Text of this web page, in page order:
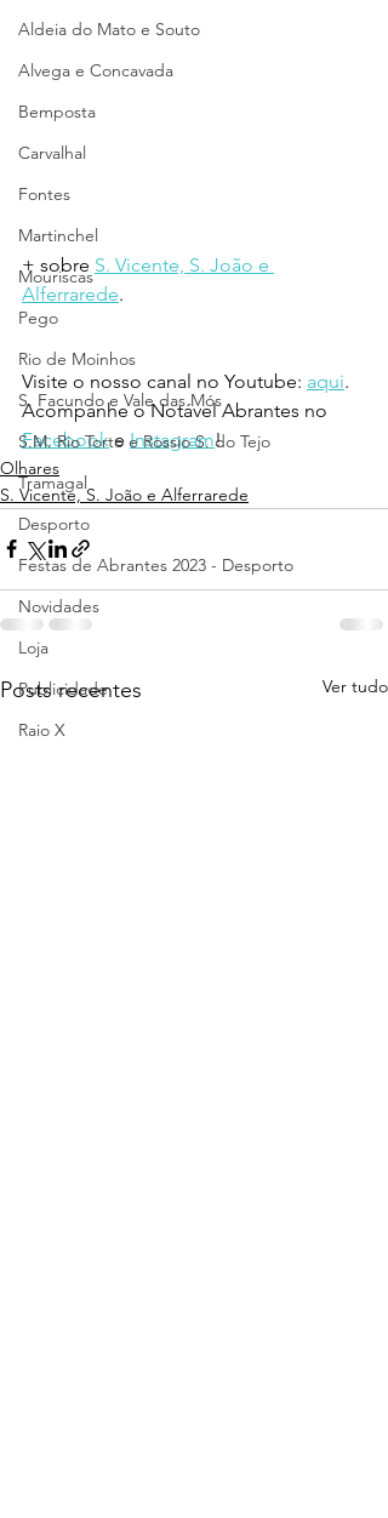
Aldeia do Mato e Souto
Alvega e Concavada
Bemposta
Carvalhal
Fontes
Martinchel
Mouriscas
Pego
Rio de Moinhos
S. Facundo e Vale das Mós
S.M. Rio Torto e Rossio S. do Tejo
Tramagal
Desporto
Festas de Abrantes 2023 - Desporto
Novidades
Loja
Publicidade
Raio X
+ sobre S. Vicente, S. João e
Alferrarede.
Visite o nosso canal no Youtube: aqui.
Acompanhe o Notável Abrantes no
Facebook e Instagram!
Olhares
S. Vicente, S. João e Alferrarede
Posts recentes Ver tudo